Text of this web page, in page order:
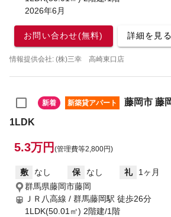
2026年6月
お問い合わせ(無料) 詳細を見る
情報提供会社: (株)三幸 高崎東口店
新着 新築貸アパート
藤岡市 藤
1LDK
5.3万円 (管理費等2,800円)
敷 なし 保 なし 礼
1ヶ月
群馬県藤岡市藤岡
ＪＲ八高線 / 群馬藤岡駅 徒歩26分
1LDK(50.01㎡) 2階建/1階